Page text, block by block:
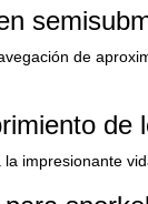
de
de
impresionante